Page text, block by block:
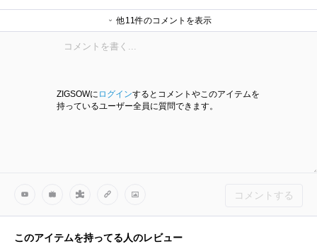
しゅ～みぃ～さん
そばめしさん
Cryshiiさん
Cryshiiさん
かずや。さん
ネイエフさん他11件のコメントを表示
ZIGSOWに ログインするとコメントやこのアイテムを
持っているユーザー全員に質問できます。
コメントする
このアイテムを持ってる人のレビュー